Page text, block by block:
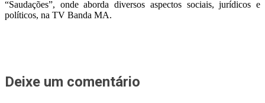
“Saudações”, onde aborda diversos aspectos sociais, jurídicos e
políticos, na TV Banda MA.
Deixe um comentário